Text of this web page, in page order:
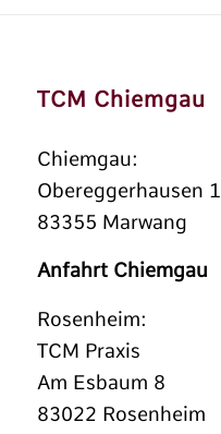
TCM Chiemgau
Chiemgau:
Obereggerhausen 1
83355 Marwang
Anfahrt Chiemgau
Rosenheim:
TCM Praxis
Am Esbaum 8
83022 Rosenheim